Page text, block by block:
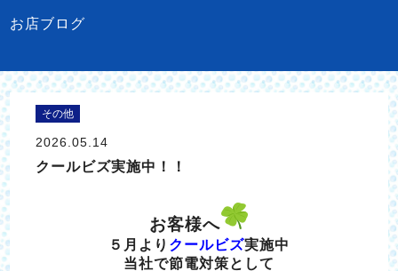
お店ブログ
その他
2026.05.14
クールビズ実施中！！
お客様へ
５月より クールビズ実施中
当社で節電対策として